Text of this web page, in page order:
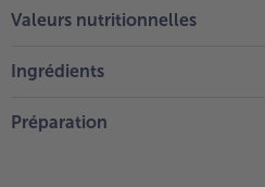
Valeurs nutritionnelles
Ingrédients
Préparation